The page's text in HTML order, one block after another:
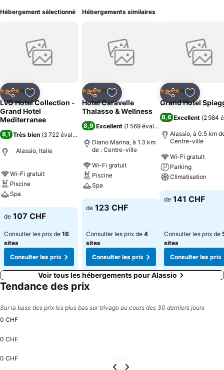
Hébergement sélectionné
PartagerAjouter à mes favoris
4 ÉtoilesHotel
LVG Hotel Collection -
Grand Hotel
Mediterranee
8,1 Très bien (3 722 évaluations
Alassio, Italie
Wi-Fi gratuit
Piscine
Spa
Consulter les prix
de 107 CHF
Consulter les prix de 16
sites
Consulter les prix
Hébergements similaires
PartagerAjouter à mes favoris
4 ÉtoilesHotel
Hotel Caravelle
Thalasso & Wellness
8,9 Excellent (1 569 évaluations
Diano Marina, à 1.3 km
de : Centre-ville
Wi-Fi gratuit
Piscine
Spa
Consulter les prix
de 123 CHF
Consulter les prix de 4
sites
Consulter les prix
PartagerAjouter
4 ÉtoilesHotel
Grand Hotel
8,6 Excellent (2 984
Alassio, à 0.5 km
Centre-ville
Wi-Fi gratuit
Parking
Climatisation
Consulter les
de 141 CHF
Consulter les prix de
sites
Consulter les prix
Voir tous les hébergements pour Alassio
Tendance des prix
Sur la base des prix les plus bas sur trivago au cours des 30 derniers jours
0 CHF
0 CHF
0 CHF